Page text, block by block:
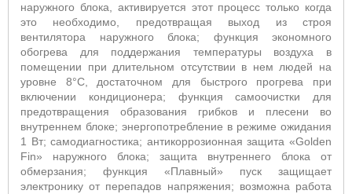
наружного блока, активируется этот процесс только когда
это необходимо, предотвращая выход из строя
вентилятора наружного блока; функция экономного
обогрева для поддержания температуры воздуха в
помещении при длительном отсутствии в нем людей на
уровне 8°С, достаточном для быстрого прогрева при
включении кондиционера; функция самоочистки для
предотвращения образования грибков и плесени во
внутреннем блоке; энергопотребление в режиме ожидания
1 Вт;самодиагностика; антикоррозионная защита «Golden
Fin» наружного блока; защита внутреннего блока от
обмерзания; функция «Плавный» пуск защищает
электронику от перепадов напряжения; возможна работа